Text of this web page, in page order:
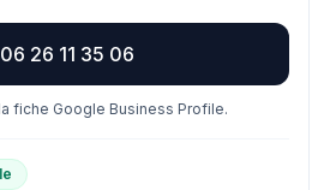
06 26 11 35 06
fiche Google Business Profile.